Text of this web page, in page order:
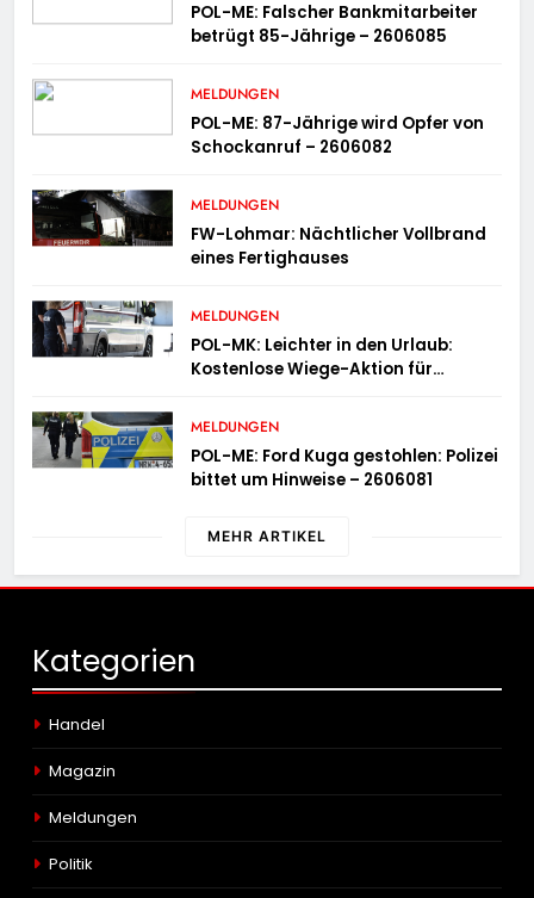
POL-ME: Falscher Bankmitarbeiter
betrügt 85-Jährige – 2606085
MELDUNGEN
POL-ME: 87-Jährige wird Opfer von
Schockanruf – 2606082
MELDUNGEN
FW-Lohmar: Nächtlicher Vollbrand
eines Fertighauses
MELDUNGEN
POL-MK: Leichter in den Urlaub:
Kostenlose Wiege-Aktion für
MELDUNGEN
POL-ME: Ford Kuga gestohlen: Polizei
bittet um Hinweise – 2606081
MEHR ARTIKEL
Kategorien
Handel
Magazin
Meldungen
Politik